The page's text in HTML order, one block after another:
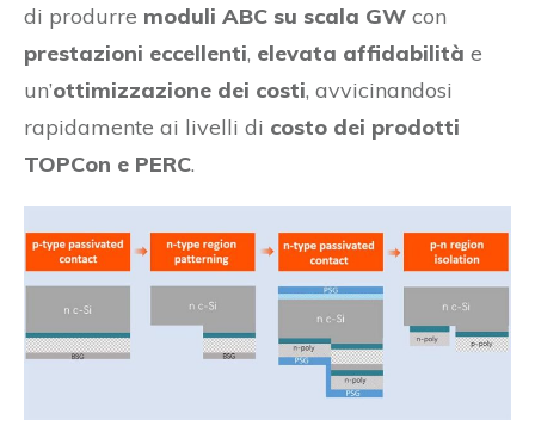
di produrre moduli ABC su scala GW con
prestazioni eccellenti, elevata affidabilità e
un’ottimizzazione dei costi, avvicinandosi
rapidamente ai livelli di costo dei prodotti
TOPCon e PERC.